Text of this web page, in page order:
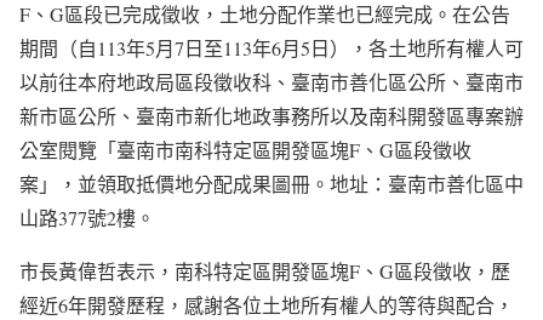
F、G區段已完成徵收，土地分配作業也已經完成。在公告
期間（自113年5月7日至113年6月5日），各土地所有權人可
以前往本府地政局區段徵收科、臺南市善化區公所、臺南市
新市區公所、臺南市新化地政事務所以及南科開發區專案辦
公室閱覽「臺南市南科特定區開發區塊F、G區段徵收
案」，並領取抵價地分配成果圖冊。地址：臺南市善化區中
山路377號2樓。
市長黃偉哲表示，南科特定區開發區塊F、G區段徵收，歷
經近6年開發歷程，感謝各位土地所有權人的等待與配合，